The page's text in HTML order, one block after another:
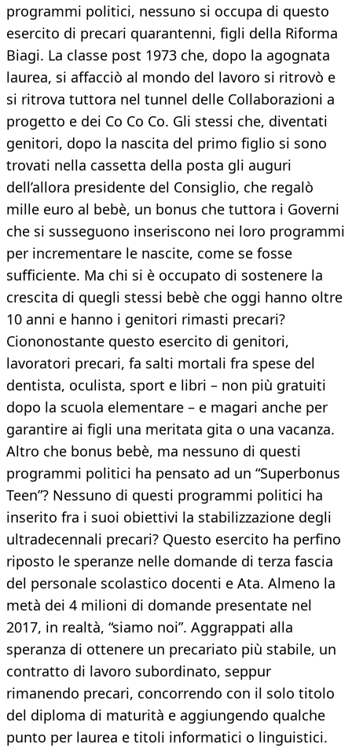
programmi politici, nessuno si occupa di questo
esercito di precari quarantenni, figli della Riforma
Biagi. La classe post 1973 che, dopo la agognata
laurea, si affacciò al mondo del lavoro si ritrovò e
si ritrova tuttora nel tunnel delle Collaborazioni a
progetto e dei Co Co Co. Gli stessi che, diventati
genitori, dopo la nascita del primo figlio si sono
trovati nella cassetta della posta gli auguri
dell’allora presidente del Consiglio, che regalò
mille euro al bebè, un bonus che tuttora i Governi
che si susseguono inseriscono nei loro programmi
per incrementare le nascite, come se fosse
sufficiente. Ma chi si è occupato di sostenere la
crescita di quegli stessi bebè che oggi hanno oltre
10 anni e hanno i genitori rimasti precari?
Ciononostante questo esercito di genitori,
lavoratori precari, fa salti mortali fra spese del
dentista, oculista, sport e libri – non più gratuiti
dopo la scuola elementare – e magari anche per
garantire ai figli una meritata gita o una vacanza.
Altro che bonus bebè, ma nessuno di questi
programmi politici ha pensato ad un “Superbonus
Teen”? Nessuno di questi programmi politici ha
inserito fra i suoi obiettivi la stabilizzazione degli
ultradecennali precari? Questo esercito ha perfino
riposto le speranze nelle domande di terza fascia
del personale scolastico docenti e Ata. Almeno la
metà dei 4 milioni di domande presentate nel
2017, in realtà, “siamo noi”. Aggrappati alla
speranza di ottenere un precariato più stabile, un
contratto di lavoro subordinato, seppur
rimanendo precari, concorrendo con il solo titolo
del diploma di maturità e aggiungendo qualche
punto per laurea e titoli informatici o linguistici.